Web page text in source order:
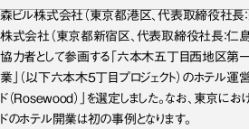
森ビル株式会社（東京都港区、代表取締役社長
株式会社（東京都新宿区、代表取締役社長：仁
協力者として参画する「六本木五丁目西地区
業」（以下六本木5丁目プロジェクト）のホテル運営
ド（Rosewood）」を選定しました。なお、東京にお
ドのホテル開業は初の事例となります。